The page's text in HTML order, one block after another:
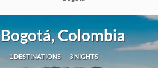
See
Bogotá, Colombia
1 DESTINATIONS 3 NIGHTS